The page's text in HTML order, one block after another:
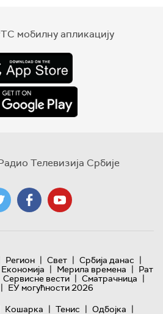
мобилну апликацију
Телевизија Србије
Регион | Свет | Србија данас |
Економија | Мерила времена | Рат
Сервисне вести | Сматрачница |
| ЕУ могућности 2026
Кошарка | Тенис | Одбојка |